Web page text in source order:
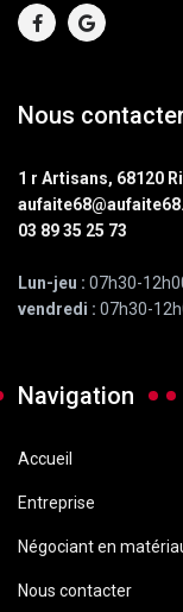
Nous
1 r Artisans, 68120
03 89 35 25 73
Lun-jeu : 07h30-
vendredi : 07h30-
Navigation
Accueil
Entreprise
Négociant en
Nous contacter